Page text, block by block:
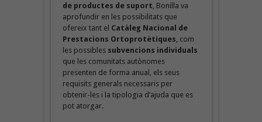
de productes de suport, Bonilla va
aprofundir en les possibilitats que
ofereix tant el Catàleg Nacional de
Prestacions Ortoprotètiques, com
les possibles subvencions individuals
que les comunitats autònomes
presenten de forma anual, els seus
requisits generals necessaris per
obtenir-les i la tipologia d’ajuda que es
pot atorgar.